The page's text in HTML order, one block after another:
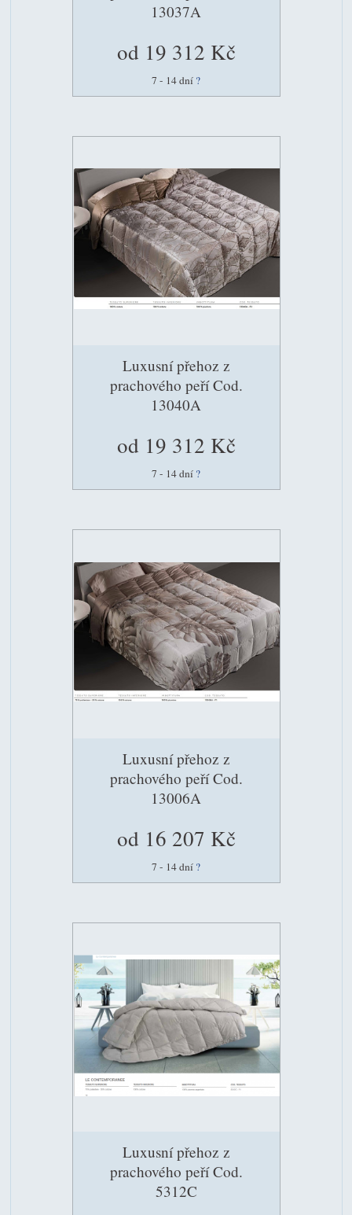
13037A
od 19 312 Kč
7 - 14 dní ?
Luxusní přehoz z
prachového peří Cod.
13040A
od 19 312 Kč
7 - 14 dní ?
Luxusní přehoz z
prachového peří Cod.
13006A
od 16 207 Kč
7 - 14 dní ?
Luxusní přehoz z
prachového peří Cod.
5312C